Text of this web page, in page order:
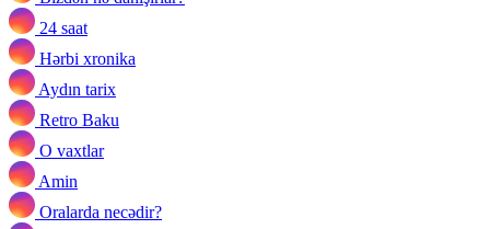
24 saat
Hərbi xronika
Aydın tarix
Retro Baku
O vaxtlar
Amin
Oralarda necədir?